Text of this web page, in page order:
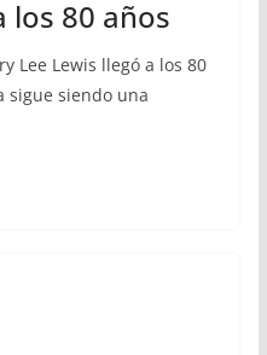
los 80 años
Lee Lewis llegó a los 80
sigue siendo una